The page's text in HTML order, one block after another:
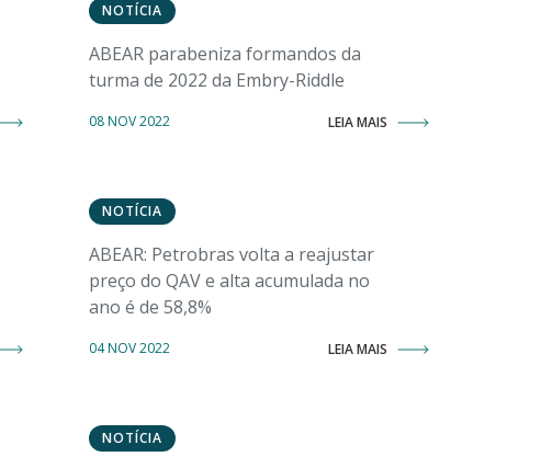
NOTÍCIA
ABEAR parabeniza formandos da
turma de 2022 da Embry-Riddle
08 NOV 2022 LEIA MAIS
NOTÍCIA
ABEAR: Petrobras volta a reajustar
preço do QAV e alta acumulada no
ano é de 58,8%
04 NOV 2022 LEIA MAIS
NOTÍCIA